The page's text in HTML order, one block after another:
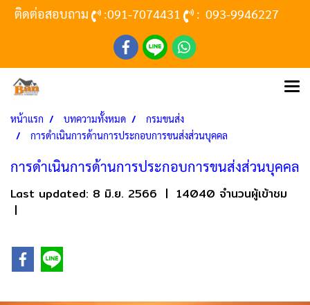
ติดต่อสอบถาม :091-7074431 : 093-9946227
หน้าแรก บทความทั้งหมด
กรมขนส่ง
การดำเนินการด้านการประกอบการขนส่งส่วนบุคคล
การดำเนินการด้านการประกอบการขนส่งส่วนบุคคล
Last updated: 8 มิ.ย. 2566 | 14040 จำนวนผู้เข้าชม
|